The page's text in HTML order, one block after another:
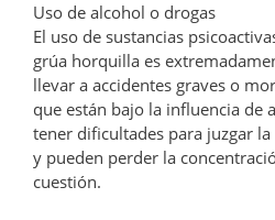
Uso de alcohol o drogas
El uso de sustancias
grúa horquilla es
llevar a accidentes graves o
que están bajo la influencia de
tener dificultades para juzgar
y pueden perder la
cuestión.